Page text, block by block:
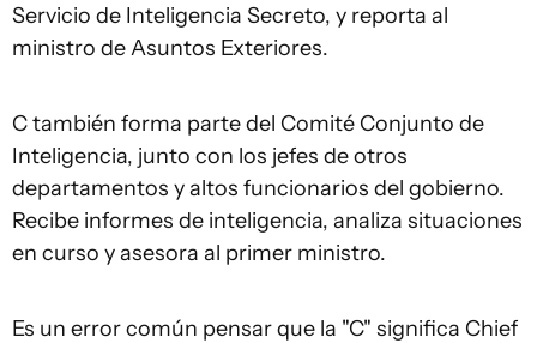
Servicio de Inteligencia Secreto, y reporta al
ministro de Asuntos Exteriores.
C también forma parte del Comité Conjunto de
Inteligencia, junto con los jefes de otros
departamentos y altos funcionarios del gobierno.
Recibe informes de inteligencia, analiza situaciones
en curso y asesora al primer ministro.
Es un error común pensar que la "C" significa Chief